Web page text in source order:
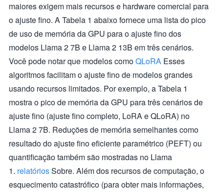
maiores exigem mais recursos e hardware comercial para
o ajuste fino. A Tabela 1 abaixo fornece uma lista do pico
de uso de memória da GPU para o ajuste fino dos
modelos Llama 2 7B e Llama 2 13B em três cenários.
Você pode notar que modelos comoQLoRA Esses
algoritmos facilitam o ajuste fino de modelos grandes
usando recursos limitados. Por exemplo, a Tabela 1
mostra o pico de memória da GPU para três cenários de
ajuste fino (ajuste fino completo, LoRA e QLoRA) no
Llama 2 7B. Reduções de memória semelhantes como
resultado do ajuste fino eficiente paramétrico (PEFT) ou
quantificação também são mostradas no Llama
1. relatóriosSobre. Além dos recursos de computação, o
esquecimento catastrófico (para obter mais informações,